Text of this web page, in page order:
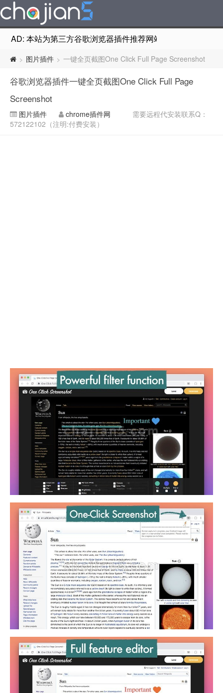
AD: 本站为第三方谷歌浏览器插件推荐网站，非Google
> 图片插件 > 一键全页截图One Click Full Page Screenshot
谷歌浏览器插件一键全页截图One Click Full Page
Screenshot
图片插件 chrome插件网
需要远程代安装联系Q：
572122102（注明:付费安装）